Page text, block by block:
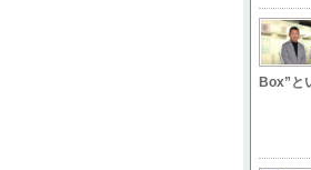
Box”と